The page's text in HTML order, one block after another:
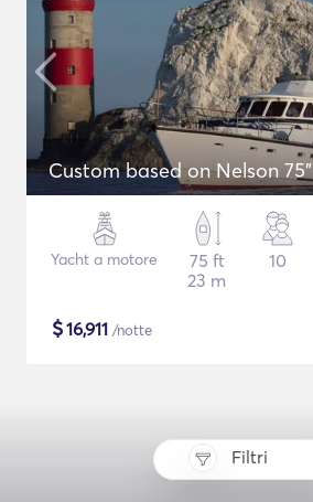
Filtri
Custom based on Nelson 75"
Yacht a motore
75 ft
23 m
10
$16,911 /notte